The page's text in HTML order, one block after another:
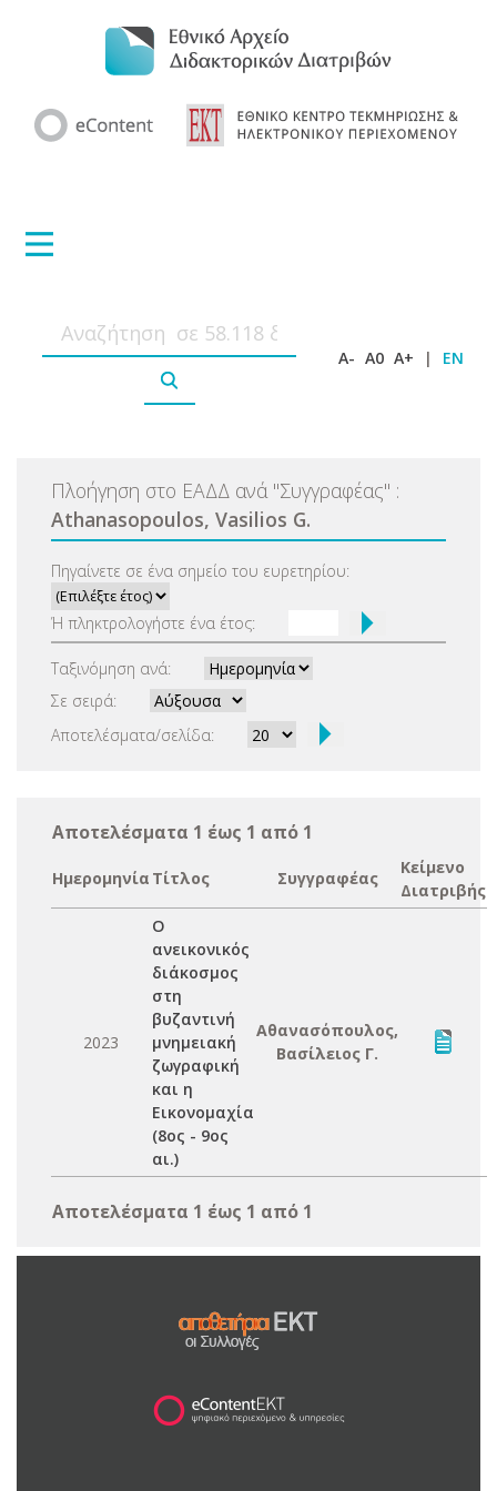
A- A0 A+ | EN
Πλοήγηση στο ΕΑΔΔ ανά "Συγγραφέας" :
Αthanasopoulos, Vasilios G.
Πηγαίνετε σε ένα σημείο του ευρετηρίου:
Ή πληκτρολογήστε ένα έτος:
Ταξινόμηση ανά:
Σε σειρά:
Αποτελέσματα/σελίδα:
Αποτελέσματα 1 έως 1 από 1
Ημερομηνία Τίτλος Συγγραφέας
Κείμενο
Διατριβής
2023
Ο
ανεικονικός
διάκοσμος
στη
βυζαντινή
μνημειακή
ζωγραφική
και η
Εικονομαχία
(8ος - 9ος
αι.)
Αθανασόπουλος,
Βασίλειος Γ.
Αποτελέσματα 1 έως 1 από 1